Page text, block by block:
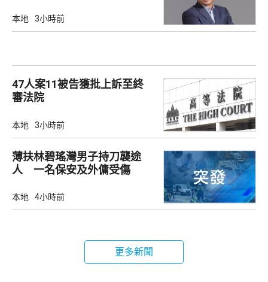
本地 3小時前
47人案11被告獲批上訴至終
審法院
本地 3小時前
薄扶林碧瑤灣男子持刀襲途
人 一名保安及外傭受傷
本地 4小時前
更多新聞